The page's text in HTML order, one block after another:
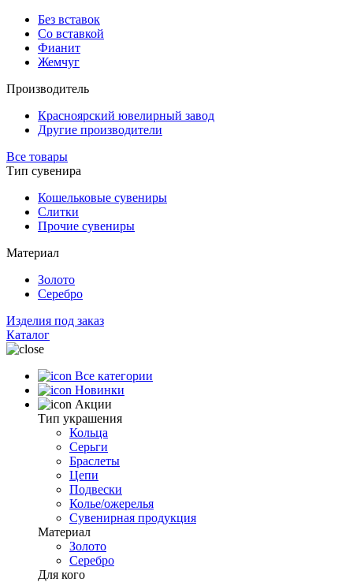
Без вставок
Со вставкой
Фианит
Жемчуг
Производитель
Красноярский ювелирный завод
Другие производители
Все товары
Тип сувенира
Кошельковые сувениры
Слитки
Прочие сувениры
Материал
Золото
Серебро
Изделия под заказ
Каталог
Все категории
Новинки
Акции
Тип украшения
Кольца
Серьги
Браслеты
Цепи
Подвески
Колье/ожерелья
Сувенирная продукция
Материал
Золото
Серебро
Для кого